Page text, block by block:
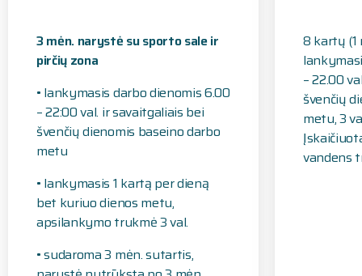
3 mėn. narystė su sporto sale ir
pirčių zona
• lankymasis darbo dienomis 6.00
– 22:00 val. ir savaitgaliais bei
švenčių dienomis baseino darbo
metu
• lankymasis 1 kartą per dieną
bet kuriuo dienos metu,
apsilankymo trukmė 3 val.
• sudaroma 3 mėn. sutartis,
8 kartų (1
– 22.00
švenčių
metu, 3
vandens